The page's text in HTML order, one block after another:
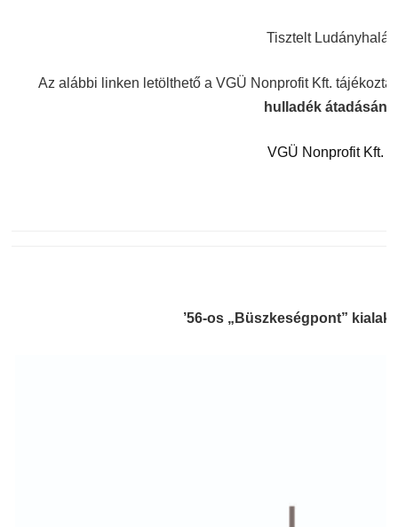
Tisztelt
Az alábbi linken letölthető a VGÜ Nonprofit Kft.
hulladék
VGÜ Nonprofit Kft.
’56-os „Büszkeségpont”